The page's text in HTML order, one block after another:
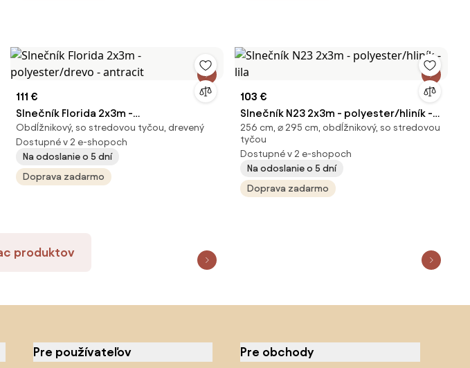
111 €
Slnečník Florida 2x3m -
polyester/drevo - antracit
Obdĺžnikový, so stredovou tyčou, drevený
Dostupné v 2 e-shopoch
Na odoslanie o 5 dní
Doprava zadarmo
103 €
Slnečník N23 2x3m - polyester/hliník -
lila
256 cm, ⌀ 295 cm, obdĺžnikový, so stredovou
tyčou
Dostupné v 2 e-shopoch
Na odoslanie o 5 dní
Doprava zadarmo
produktov
Pre používateľov Pre obchody